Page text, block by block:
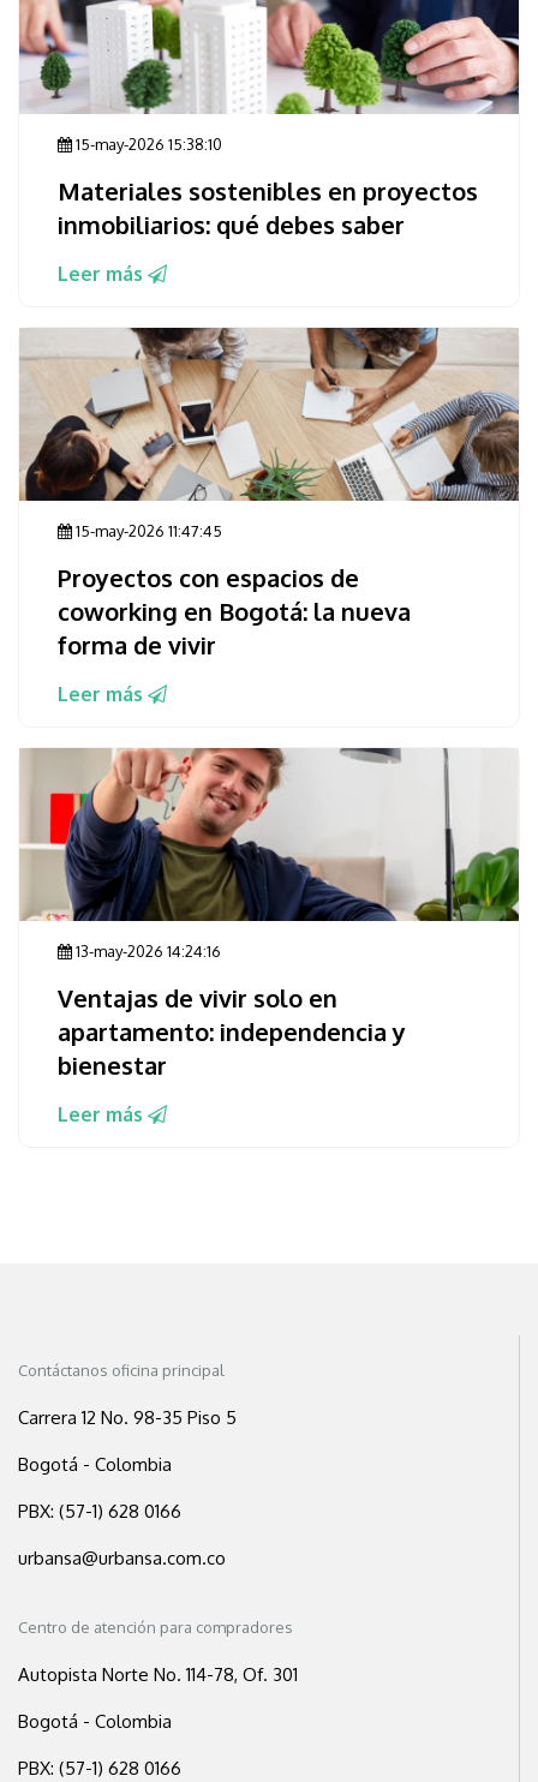
15-may-2026 15:38:10
Materiales sostenibles en proyectos
inmobiliarios: qué debes saber
Leer más
15-may-2026 11:47:45
Proyectos con espacios de
coworking en Bogotá: la nueva
forma de vivir
Leer más
13-may-2026 14:24:16
Ventajas de vivir solo en
apartamento: independencia y
bienestar
Leer más
Contáctanos oficina principal
Carrera 12 No. 98-35 Piso 5
Bogotá - Colombia
PBX: (57-1) 628 0166
urbansa@urbansa.com.co
Centro de atención para compradores
Autopista Norte No. 114-78, Of. 301
Bogotá - Colombia
PBX: (57-1) 628 0166